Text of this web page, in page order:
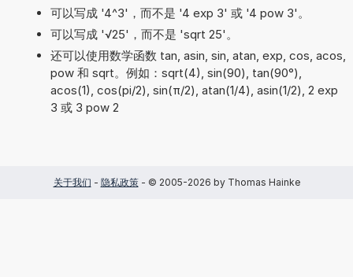
可以写成 '4^3'，而不是 '4 exp 3' 或 '4 pow 3'。
可以写成 '√25'，而不是 'sqrt 25'。
还可以使用数学函数 tan, asin, sin, atan, exp, cos, acos,
pow 和 sqrt。例如：sqrt(4), sin(90), tan(90°),
acos(1), cos(pi/2), sin(π/2), atan(1/4), asin(1/2), 2 exp
3 或 3 pow 2
关于我们 - 隐私政策- © 2005-2026 by Thomas Hainke